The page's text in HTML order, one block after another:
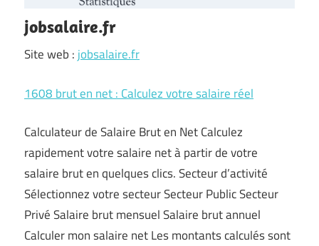
jobsalaire.fr
Site web :jobsalaire.fr
1608 brut en net : Calculez votre salaire réel
Calculateur de Salaire Brut en Net Calculez
rapidement votre salaire net à partir de votre
salaire brut en quelques clics. Secteur d’activité
Sélectionnez votre secteur Secteur Public Secteur
Privé Salaire brut mensuel Salaire brut annuel
Calculer mon salaire net Les montants calculés sont